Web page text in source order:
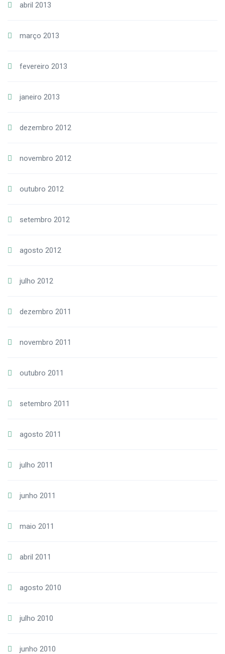
abril 2013
março 2013
fevereiro 2013
janeiro 2013
dezembro 2012
novembro 2012
outubro 2012
setembro 2012
agosto 2012
julho 2012
dezembro 2011
novembro 2011
outubro 2011
setembro 2011
agosto 2011
julho 2011
junho 2011
maio 2011
abril 2011
agosto 2010
julho 2010
junho 2010